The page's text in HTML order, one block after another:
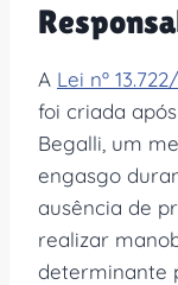
A Lei nº
foi criada
Begalli, um
engasgo
ausência de
realizar
determinante